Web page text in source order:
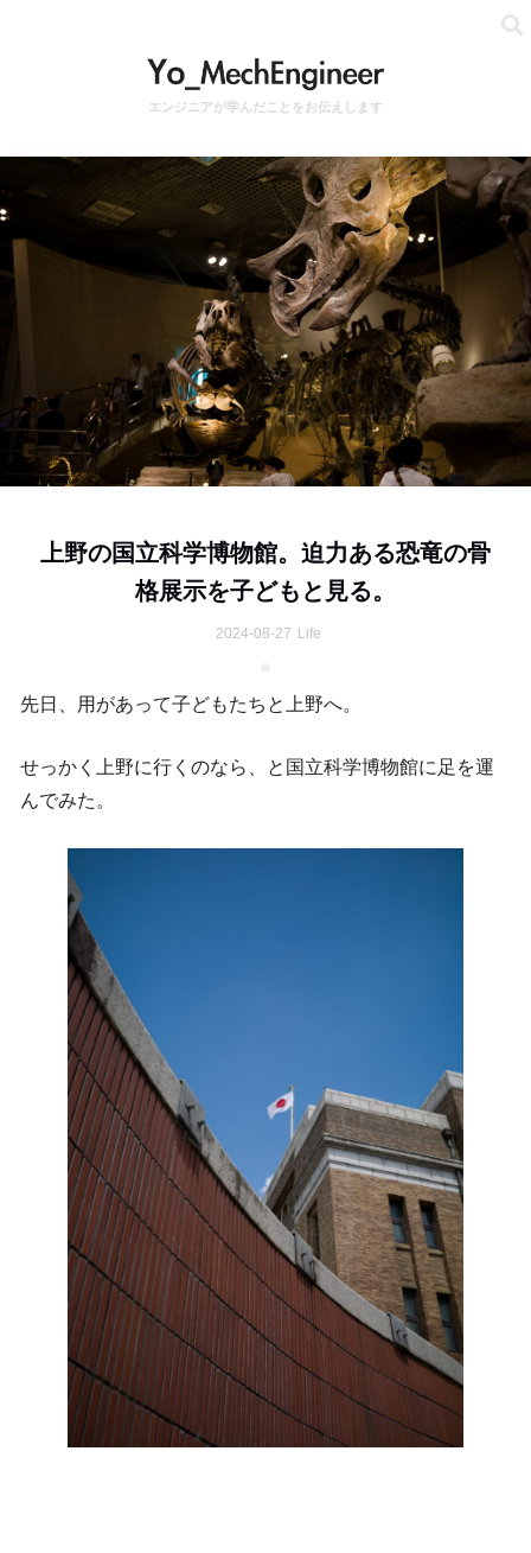
エンジニアが学んだことをお伝えします
上野の国立科学博物館。迫力ある恐竜の骨
格展示を子どもと見る。
2024-08-27 Life
先日、用があって子どもたちと上野へ。
せっかく上野に行くのなら、と国立科学博物館に足を運
んでみた。